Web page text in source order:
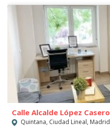
Calle Alcalde López
Quintana, Ciudad Lineal, Madrid